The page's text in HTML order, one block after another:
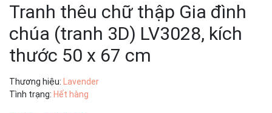
Tranh thêu chữ thập Gia đình
chúa (tranh 3D) LV3028, kích
thước 50 x 67 cm
Thương hiệu:
Lavender
Tình trạng: Hết hàng